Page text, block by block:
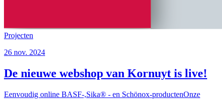
Projecten
26 nov. 2024
De nieuwe webshop van Kornuyt is live!
Eenvoudig online BASF-,Sika® - en Schönox-productenOnze